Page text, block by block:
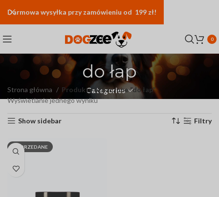
0
do łap
Categories
Strona główna
Produkty oznaczone “do łap”
Wyświetlanie jednego wyniku
Show sidebar Filtry
WYPRZEDANE
Darmowa wysyłka przy zamówieniu od 199 zł!